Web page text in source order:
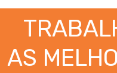
AS